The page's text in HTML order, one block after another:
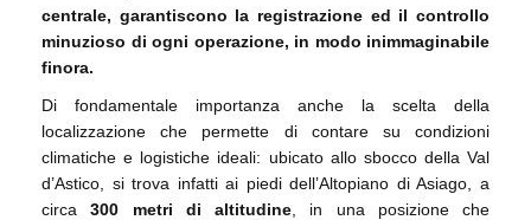
centrale, garantiscono la registrazione ed il controllo
minuzioso di ogni operazione, in modo inimmaginabile
finora.
Di fondamentale importanza anche la scelta della
localizzazione che permette di contare su condizioni
climatiche e logistiche ideali: ubicato allo sbocco della Val
d’Astico, si trova infatti ai piedi dell’Altopiano di Asiago, a
circa300 metri di altitudine , in una posizione che